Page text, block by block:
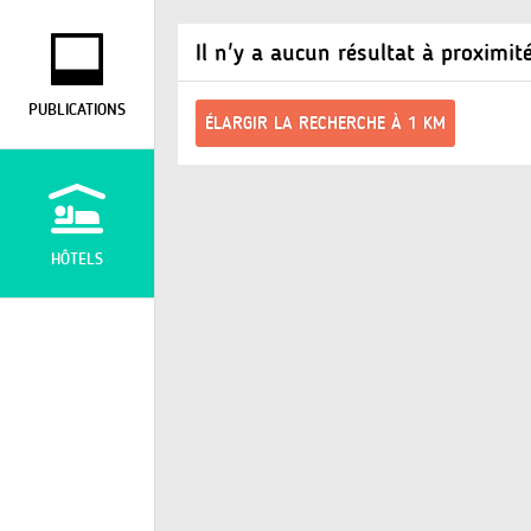
PUBLICATIONS
HÔTELS
Il n'y a aucun résultat à
ÉLARGIR LA RECHERCHE À 1 KM